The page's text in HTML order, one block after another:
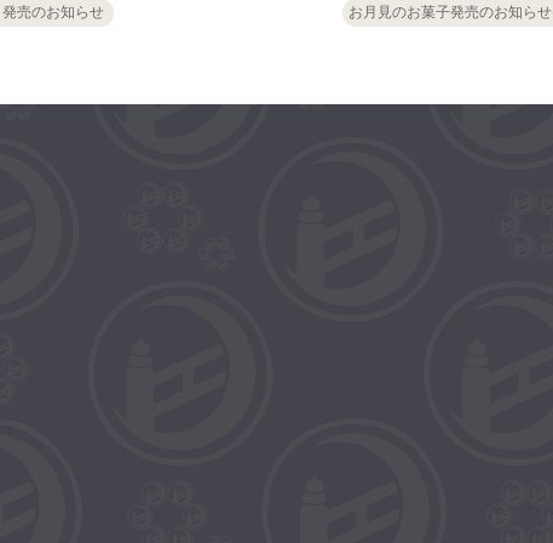
売のお知らせ お月見のお菓子発売のお知らせ